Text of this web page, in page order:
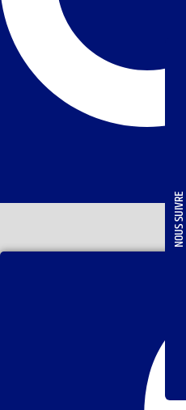
NOUS SUIVRE